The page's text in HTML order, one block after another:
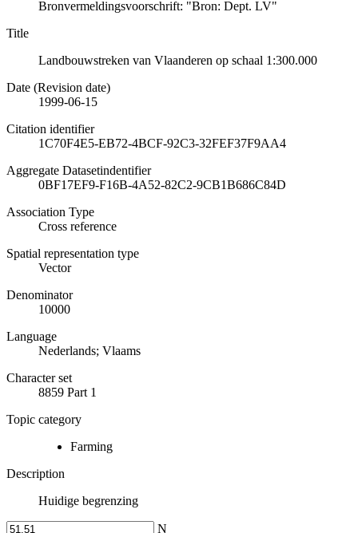
Bronvermeldingsvoorschrift: "Bron: Dept. LV"
Title
Landbouwstreken van Vlaanderen op schaal 1:300.000
Date (Revision date)
1999-06-15
Citation identifier
1C70F4E5-EB72-4BCF-92C3-32FEF37F9AA4
Aggregate Datasetindentifier
0BF17EF9-F16B-4A52-82C2-9CB1B686C84D
Association Type
Cross reference
Spatial representation type
Vector
Denominator
10000
Language
Nederlands; Vlaams
Character set
8859 Part 1
Topic category
Farming
Description
Huidige begrenzing
N